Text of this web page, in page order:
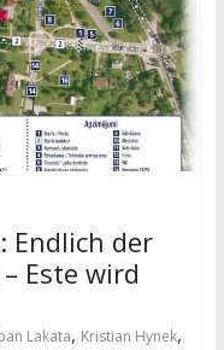
Endlich der
Este wird
Lakata, Kristian Hynek,